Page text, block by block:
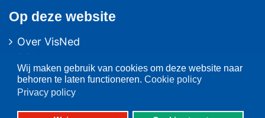
Wij maken gebruik van cookies om deze website naar
behoren te laten functioneren. Cookie policy
Privacy policy
Op deze website
Over VisNed
PO's
Vertegenwoordiging
Contact